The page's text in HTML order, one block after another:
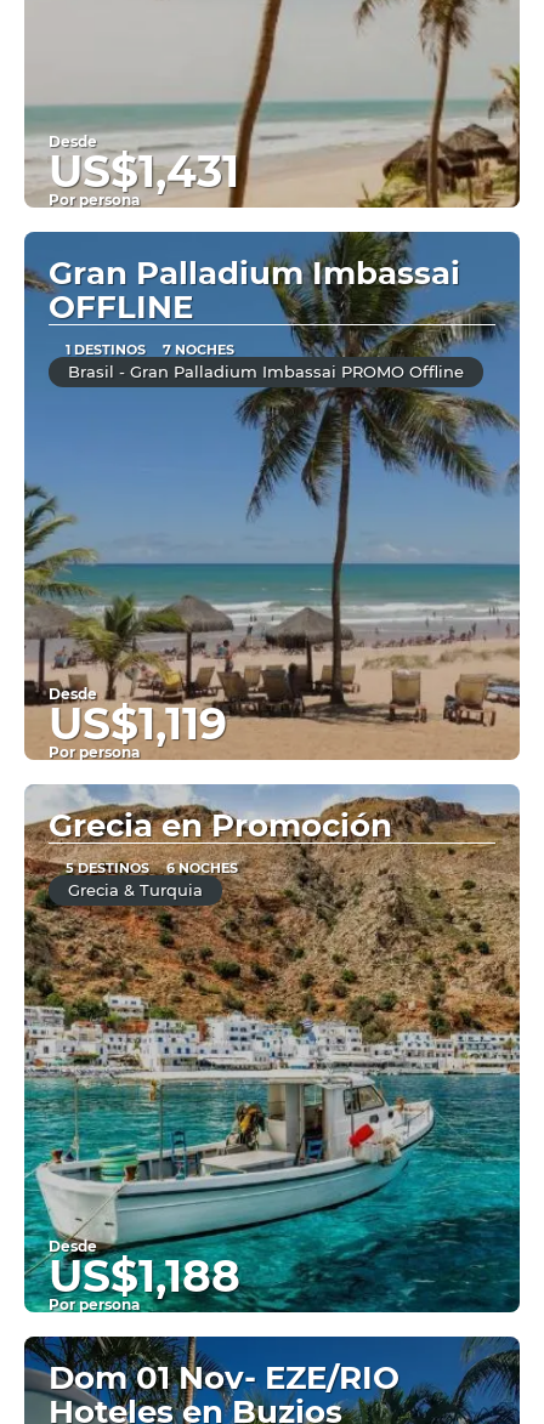
Desde
US$1,431
Por persona
Ver
Gran Palladium Imbassai
OFFLINE
1 DESTINOS 7 NOCHES
Brasil - Gran Palladium Imbassai PROMO Offline
Desde
US$1,119
Por persona
Ver
Grecia en Promoción
5 DESTINOS 6 NOCHES
Grecia & Turquia
Desde
US$1,188
Por persona
Ver
Dom 01 Nov- EZE/RIO
Hoteles en Buzios